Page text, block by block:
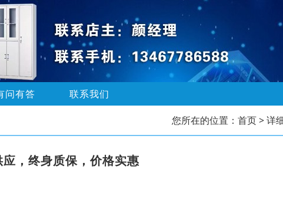
问有答 联系我们
您所在的位置： 首页> 详
，终身质保，价格实惠